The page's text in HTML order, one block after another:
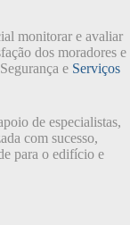
monitorar e avaliar
dos moradores e
Segurança e Serviços
de especialistas,
com sucesso,
para o edifício e